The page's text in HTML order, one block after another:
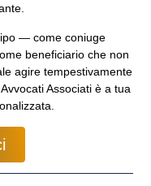
— come coniuge
beneficiario che non
agire tempestivamente
Associati è a tua